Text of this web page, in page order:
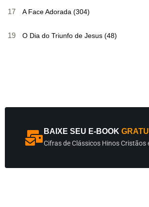
17 A Face Adorada (304)
19 O Dia do Triunfo de Jesus (48)
BAIXE SEU E-BOOK
Cifras de Clássicos Hinos Cristãos